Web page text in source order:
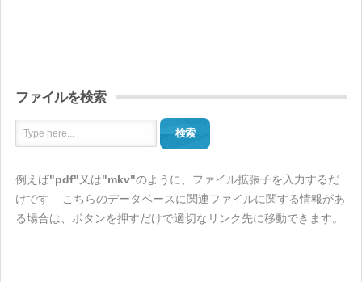
ファイルを検索
検索
例えば"pdf"又は"mkv"のように、ファイル拡張子を入力するだ
けです – こちらのデータベースに関連ファイルに関する情報があ
る場合は、ボタンを押すだけで適切なリンク先に移動できます。